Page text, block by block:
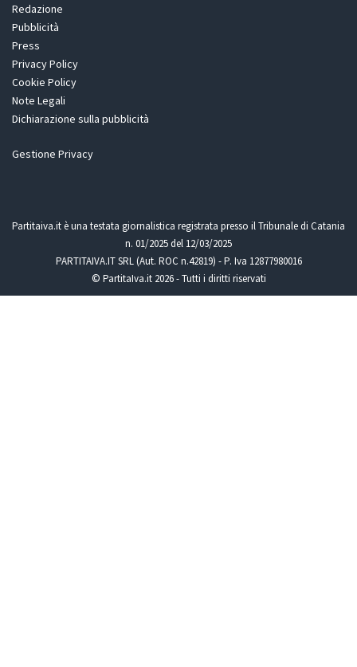
Redazione
Pubblicità
Press
Privacy Policy
Cookie Policy
Note Legali
Dichiarazione sulla pubblicità
Gestione Privacy
Partitaiva.it è una testata giornalistica registrata presso il Tribunale di Catania
n. 01/2025 del 12/03/2025
PARTITAIVA.IT SRL (Aut. ROC n.42819) - P. Iva 12877980016
© PartitaIva.it 2026 - Tutti i diritti riservati